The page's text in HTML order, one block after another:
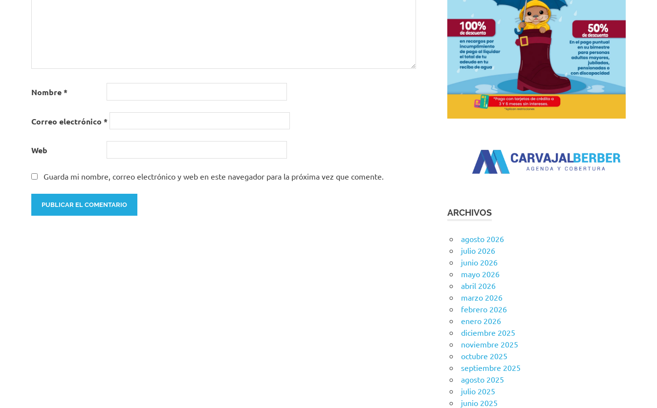
Nombre*
Correo electrónico *
Web
Guarda mi nombre, correo electrónico y web en este navegador para la próxima vez que comente.
ARCHIVOS
agosto 2026
julio 2026
junio 2026
mayo 2026
abril 2026
marzo 2026
febrero 2026
enero 2026
diciembre 2025
noviembre 2025
octubre 2025
septiembre 2025
agosto 2025
julio 2025
junio 2025